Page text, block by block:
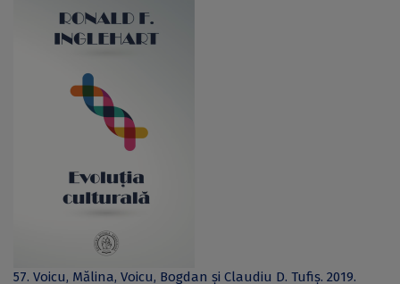
57. Voicu, Mălina, Voicu, Bogdan și Claudiu D. Tufiș. 2019.